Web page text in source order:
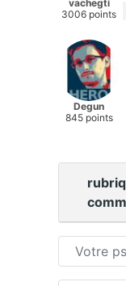
vachegti
3006 points
Degun
845 points